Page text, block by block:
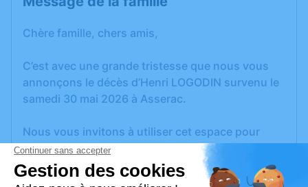
Chère famille, chers amis,
C’est avec une grande tristesse que nous vous
annonçons le décès d’Henri LOGODIN survenu le
samedi 30 mai 2026 à Asserac.
Nous vous invitons à utiliser cet espace pour
laisser vos condoléances, partager des photos
souvenirs, une anecdote ou exprimer vos
pensées à travers des poèmes ou des textes. Cet